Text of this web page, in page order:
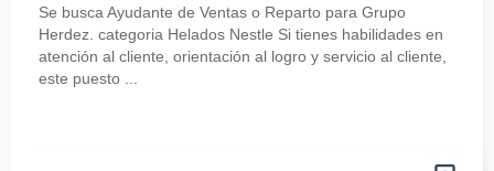
Se busca Ayudante de Ventas o Reparto para Grupo
Herdez. categoria Helados Nestle Si tienes habilidades en
atención al cliente, orientación al logro y servicio al cliente,
este puesto ...